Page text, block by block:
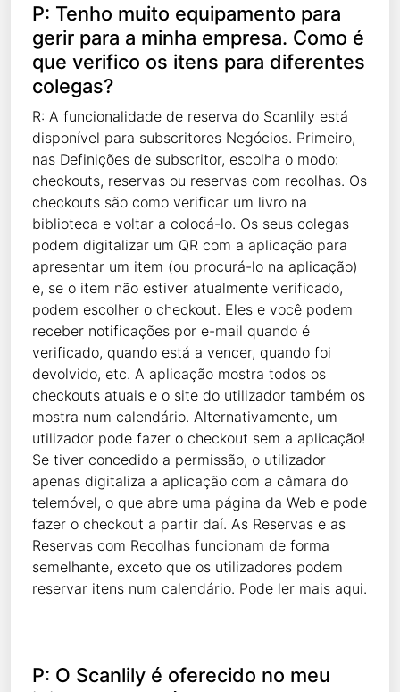
P: Tenho muito equipamento para
gerir para a minha empresa. Como é
que verifico os itens para diferentes
colegas?
R: A funcionalidade de reserva do Scanlily está
disponível para subscritores Negócios. Primeiro,
nas Definições de subscritor, escolha o modo:
checkouts, reservas ou reservas com recolhas. Os
checkouts são como verificar um livro na
biblioteca e voltar a colocá-lo. Os seus colegas
podem digitalizar um QR com a aplicação para
apresentar um item (ou procurá-lo na aplicação)
e, se o item não estiver atualmente verificado,
podem escolher o checkout. Eles e você podem
receber notificações por e-mail quando é
verificado, quando está a vencer, quando foi
devolvido, etc. A aplicação mostra todos os
checkouts atuais e o site do utilizador também os
mostra num calendário. Alternativamente, um
utilizador pode fazer o checkout sem a aplicação!
Se tiver concedido a permissão, o utilizador
apenas digitaliza a aplicação com a câmara do
telemóvel, o que abre uma página da Web e pode
fazer o checkout a partir daí. As Reservas e as
Reservas com Recolhas funcionam de forma
semelhante, exceto que os utilizadores podem
reservar itens num calendário. Pode ler mais aqui.
P: O Scanlily é oferecido no meu